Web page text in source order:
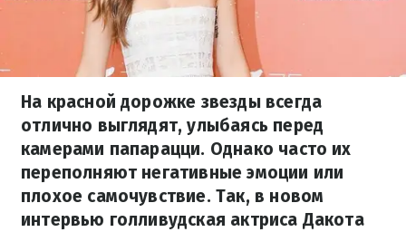
На красной дорожке звезды всегда
отлично выглядят, улыбаясь перед
камерами папарацци. Однако часто их
переполняют негативные эмоции или
плохое самочувствие. Так, в новом
интервью голливудская актриса Дакота